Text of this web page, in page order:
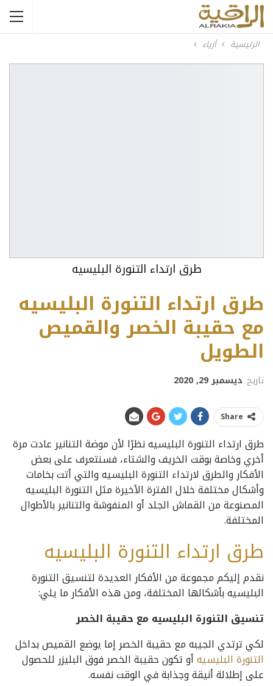
الرئيسية أزياء
طرق ارتداء التنورة البليسيه
طرق ارتداء التنورة البليسيه
مع حقيبة الخصر والقميص
الطويل
تاريخ ديسمبر 29, 2020
Share
طرق ارتداء التنورة البليسيه نظرًا لأن موضة التنانير عادت مرة
أخري وخاصة بوقت الخريف والشتاء، فسنتعرف على بعض
الأفكار والطرق لارتداء التنورة البليسيه والتي أتت بخامات
وأشكال مختلفة خلال الفترة الأخيرة مثل التنورة البليسيه
المصنوعة من القماش الجلد أو المنفوشة والتنانير بالأطوال
المختلفة.
طرق ارتداء التنورة البليسيه
نقدم إليكم مجموعة من الأفكار العديدة لتنسيق التنورة
البليسيه بأشكالها المختلفة، ومن هذه الأفكار ما يلي:
تنسيق التنورة البليسيه مع حقيبة الخصر
لكي ترتدي الجيبه مع حقيبة الخصر إما يوضع القميص بداخل
التنورة البليسيهأو تكون حقيبة الخصر فوق البليزر للحصول
على إطلالة أنيقة وجذابة في الوقت نفسه.